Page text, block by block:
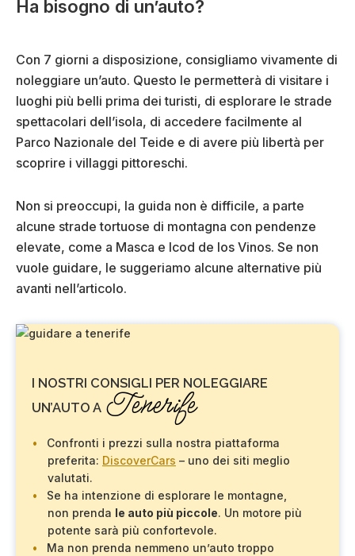
Ha bisogno di un’auto?
Con 7 giorni a disposizione, consigliamo vivamente di
noleggiare un’auto. Questo le permetterà di visitare i
luoghi più belli prima dei turisti, di esplorare le strade
spettacolari dell’isola, di accedere facilmente al
Parco Nazionale del Teide e di avere più libertà per
scoprire i villaggi pittoreschi.
Non si preoccupi, la guida non è difficile, a parte
alcune strade tortuose di montagna con pendenze
elevate, come a Masca e Icod de los Vinos. Se non
vuole guidare, le suggeriamo alcune alternative più
avanti nell’articolo.
I NOSTRI CONSIGLI PER NOLEGGIARE
UN’AUTO A Tenerife
Confronti i prezzi sulla nostra piattaforma
preferita: DiscoverCars – uno dei siti meglio
valutati.
Se ha intenzione di esplorare le montagne,
non prenda le auto più piccole. Un motore più
potente sarà più confortevole.
Ma non prenda nemmeno un’auto troppo